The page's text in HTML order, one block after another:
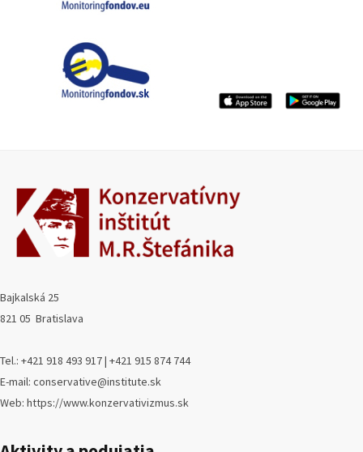
Bajkalská 25
821 05 Bratislava
Tel.: +421 918 493 917 | +421 915 874 744
E-mail: conservative@institute.sk
Web: https://www.konzervativizmus.sk